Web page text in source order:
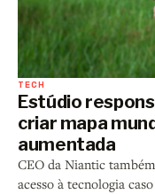
TECH
Estúdio
criar mapa
aumentada
CEO da Niantic
acesso à tecnologia